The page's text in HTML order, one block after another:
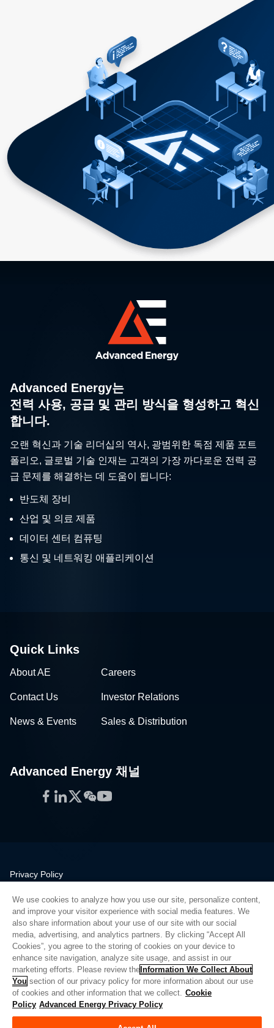
Advanced Energy는
전력 사용, 공급 및 관리 방식을 형성하고 혁신
합니다.
오랜 혁신과 기술 리더십의 역사, 광범위한 독점 제품 포트
폴리오, 글로벌 기술 인재는 고객의 가장 까다로운 전력 공
급 문제를 해결하는 데 도움이 됩니다:
반도체 장비
산업 및 의료 제품
데이터 센터 컴퓨팅
통신 및 네트워킹 애플리케이션
Quick Links
About AE Careers
Contact Us Investor Relations
News & Events Sales & Distribution
Advanced Energy 채널
Facebook
LinkedIn
Twitter
WeChat
YouTube
Privacy Policy
Quality
Sitemap
Supplier Portal
UK Modern Slavery Act
Privacy Preferences
Do Not Sell or Share My Personal Information
Limit the Use of My Sensitive Personal Information
We use cookies to analyze how you use our site, personalize content,
and improve your visitor experience with social media features. We
also share information about your use of our site with our social
media, advertising, and analytics partners. By clicking “Accept All
Cookies”, you agree to the storing of cookies on your device to
enhance site navigation, analyze site usage, and assist in our
marketing efforts. Please review the Information We Collect About
You section of our privacy policy for more information about our use
of cookies and other information that we collect. Cookie
Policy Advanced Energy Privacy Policy